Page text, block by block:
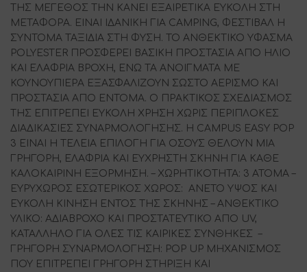
ΤΗΣ ΜΕΓΕΘΟΣ ΤΗΝ ΚΑΝΕΙ ΕΞΑΙΡΕΤΙΚΑ ΕΥΚΟΛΗ ΣΤΗ
ΜΕΤΑΦΟΡΑ. ΕΙΝΑΙ ΙΔΑΝΙΚΗ ΓΙΑ CAMPING, ΦΕΣΤΙΒΑΛ Η
ΣΥΝΤΟΜΑ ΤΑΞΙΔΙΑ ΣΤΗ ΦΥΣΗ. ΤΟ ΑΝΘΕΚΤΙΚΟ ΥΦΑΣΜΑ
POLYESTER ΠΡΟΣΦΕΡΕΙ ΒΑΣΙΚΗ ΠΡΟΣΤΑΣΙΑ ΑΠΟ ΗΛΙΟ
ΚΑΙ ΕΛΑΦΡΙΑ ΒΡΟΧΗ, ΕΝΩ ΤΑ ΑΝΟΙΓΜΑΤΑ ΜΕ
ΚΟΥΝΟΥΠΙΕΡΑ ΕΞΑΣΦΑΛΙΖΟΥΝ ΣΩΣΤΟ ΑΕΡΙΣΜΟ ΚΑΙ
ΠΡΟΣΤΑΣΙΑ ΑΠΟ ΕΝΤΟΜΑ. Ο ΠΡΑΚΤΙΚΟΣ ΣΧΕΔΙΑΣΜΟΣ
ΤΗΣ ΕΠΙΤΡΕΠΕΙ ΕΥΚΟΛΗ ΧΡΗΣΗ ΧΩΡΙΣ ΠΕΡΙΠΛΟΚΕΣ
ΔΙΑΔΙΚΑΣΙΕΣ ΣΥΝΑΡΜΟΛΟΓΗΣΗΣ. Η CAMPUS EASY POP
3 ΕΙΝΑΙ Η ΤΕΛΕΙΑ ΕΠΙΛΟΓΗ ΓΙΑ ΟΣΟΥΣ ΘΕΛΟΥΝ ΜΙΑ
ΓΡΗΓΟΡΗ, ΕΛΑΦΡΙΑ ΚΑΙ ΕΥΧΡΗΣΤΗ ΣΚΗΝΗ ΓΙΑ ΚΑΘΕ
ΚΑΛΟΚΑΙΡΙΝΗ ΕΞΟΡΜΗΣΗ. – ΧΩΡΗΤΙΚOΤΗΤΑ: 3 ΑΤΟΜΑ –
ΕΥΡΥΧΩΡΟΣ ΕΣΩΤΕΡΙΚΟΣ ΧΩΡΟΣ: ANETO ΥΨΟΣ ΚΑΙ
ΕΥΚΟΛΗ ΚΙΝΗΣΗ ΕΝΤΟΣ ΤΗΣ ΣΚΗΝΗΣ – ΑΝΘΕΚΤΙΚΟ
ΥΛΙΚΟ: ΑΔΙΑΒΡΟΧΟ ΚΑΙ ΠΡΟΣΤΑΤΕΥΤΙΚΟ ΑΠΟ UV,
ΚΑΤΑΛΛΗΛΟ ΓΙΑ ΟΛΕΣ ΤΙΣ ΚΑΙΡΙΚΕΣ ΣΥΝΘΗΚΕΣ –
ΓΡΗΓΟΡΗ ΣΥΝΑΡΜΟΛΟΓΗΣΗ: POP UP ΜΗΧΑΝΙΣΜΟΣ
ΠΟΥ ΕΠΙΤΡΕΠΕΙ ΓΡΗΓΟΡΗ ΣΤΗΡΙΞΗ ΚΑΙ